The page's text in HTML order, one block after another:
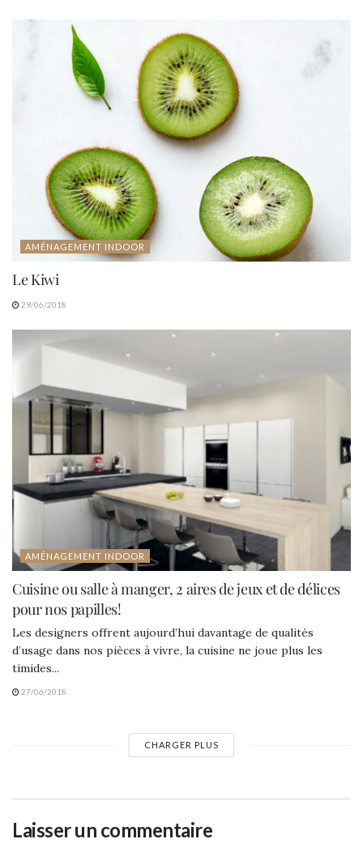
AMÉNAGEMENT INDOOR
Le Kiwi
29/06/2018
AMÉNAGEMENT INDOOR
Cuisine ou salle à manger, 2 aires de jeux et de délices
pour nos papilles!
Les designers offrent aujourd’hui davantage de qualités
d’usage dans nos pièces à vivre, la cuisine ne joue plus les
timides...
27/06/2018
CHARGER PLUS
Laisser un commentaire